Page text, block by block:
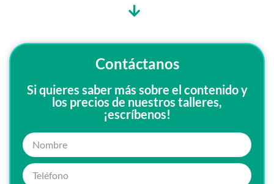
Contáctanos
Si quieres saber más sobre el contenido y
los precios de nuestros talleres,
¡escríbenos!